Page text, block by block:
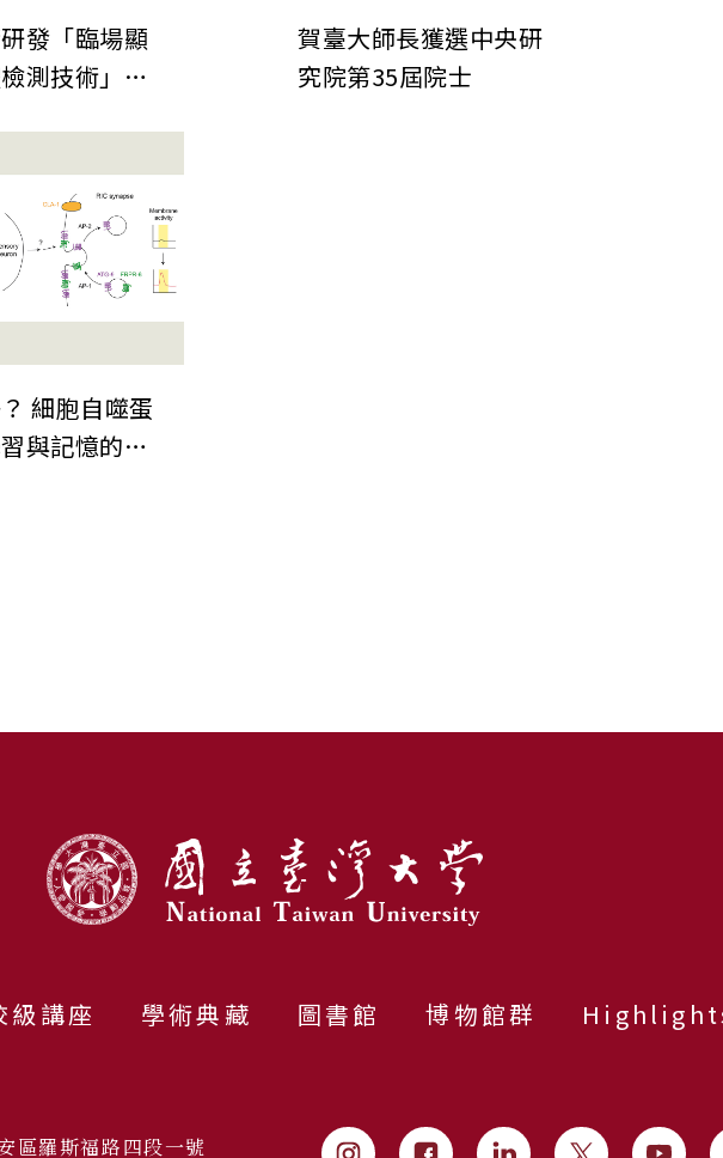
發「臨場顯
測技術」發
技術
賀臺大師長獲選中央研
究院第35屆院士
細胞自噬蛋
與記憶的嶄
級講座 學術典藏 圖書館 博物館群
區羅斯福路四段一號